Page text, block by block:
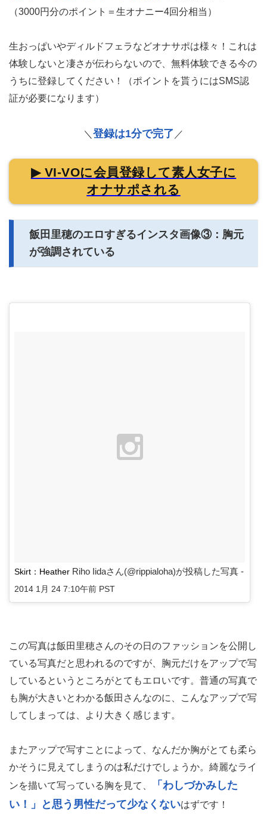
（3000円分のポイント＝生オナニー4回分相当）
生おっぱいやディルドフェラなどオナサポは様々！これは
体験しないと凄さが伝わらないので、無料体験できる今の
うちに登録してください！（ポイントを貰うにはSMS認
証が必要になります）
＼ 登録は1分で完了 ／
▶ VI-VOに会員登録して素人女子に
オナサポされる
飯田里穂のエロすぎるインスタ画像③：胸元
が強調されている
Skirt：Heather Riho Iidaさん(@rippialoha)が投稿した写真 -
2014 1月 24 7:10午前 PST
この写真は飯田里穂さんのその日のファッションを公開し
ている写真だと思われるのですが、胸元だけをアップで写
しているというところがとてもエロいです。普通の写真で
も胸が大きいとわかる飯田さんなのに、こんなアップで写
してしまっては、より大きく感じます。
またアップで写すことによって、なんだか胸がとても柔ら
かそうに見えてしまうのは私だけでしょうか。綺麗なライ
ンを描いて写っている胸を見て、
「わしづかみした
い！」と思う男性だって少なくないはずです！